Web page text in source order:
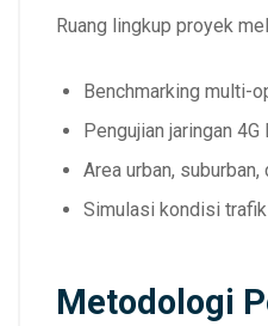
Ruang lingkup proyek
Benchmarking multi-
Pengujian jaringan 4G
Area urban, suburban,
Simulasi kondisi
Metodologi